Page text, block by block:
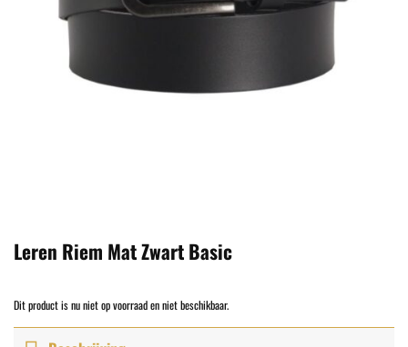
Leren Riem Mat Zwart Basic
Dit product is nu niet op voorraad en niet beschikbaar.